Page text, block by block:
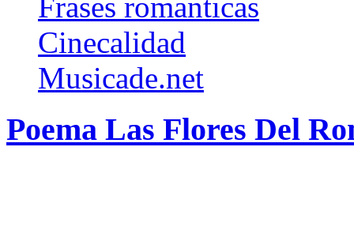
Cinecalidad
Musicade.net
Poema Las Flores Del